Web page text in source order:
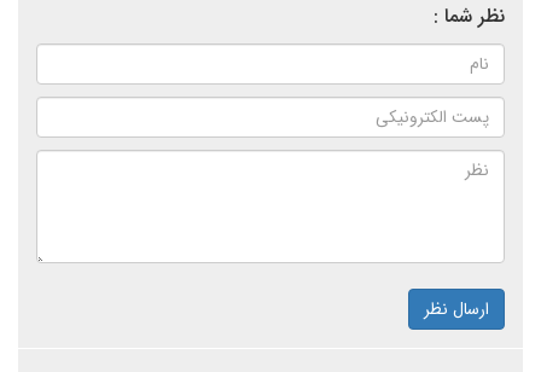
نظر شما :
ارسال نظر